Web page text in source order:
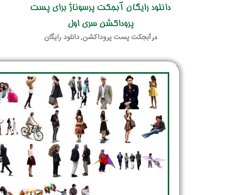
دانلود رایگان آبجکت پرسوناژ برای پست
پروداکشن سری اول
درآبجکت پست پروداکشن,دانلود رایگان